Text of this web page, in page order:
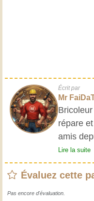
Écrit par
Mr
répare
amis
parents
depuis,
Lire la suite
Évaluez cette
Pas encore d'évaluation.